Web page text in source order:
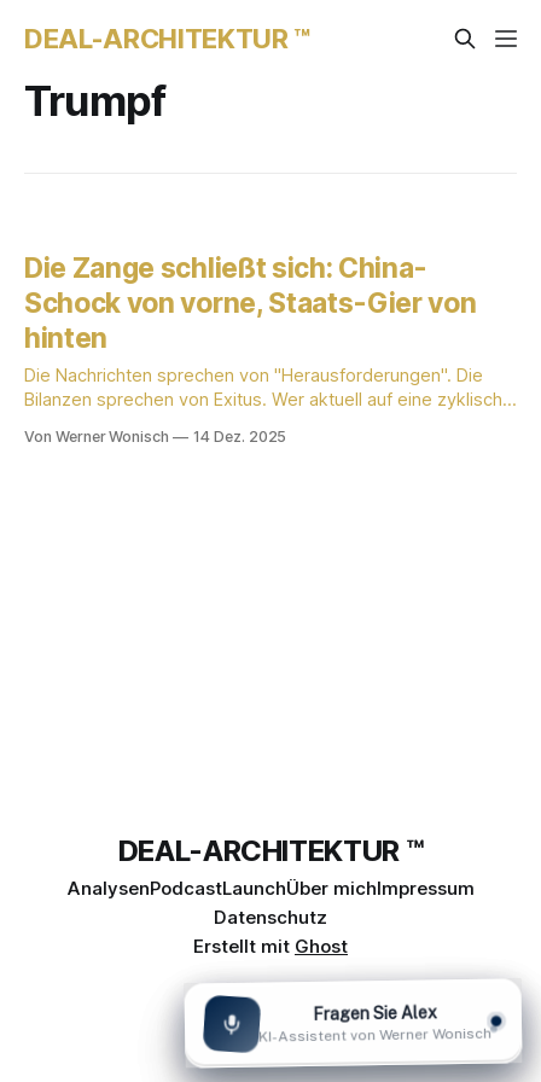
DEAL-ARCHITEKTUR ™
Trumpf
Die Zange schließt sich: China-
Schock von vorne, Staats-Gier von
hinten
Die Nachrichten sprechen von "Herausforderungen". Die
Bilanzen sprechen von Exitus. Wer aktuell auf eine zyklische
erleben keinen Zyklus. Wir erleben einen Struktur-Bruch.
Von Werner Wonisch 14 Dez. 2025
DEAL-ARCHITEKTUR ™
AnalysenPodcastLaunchÜber michImpressum
Datenschutz
Erstellt mit Ghost